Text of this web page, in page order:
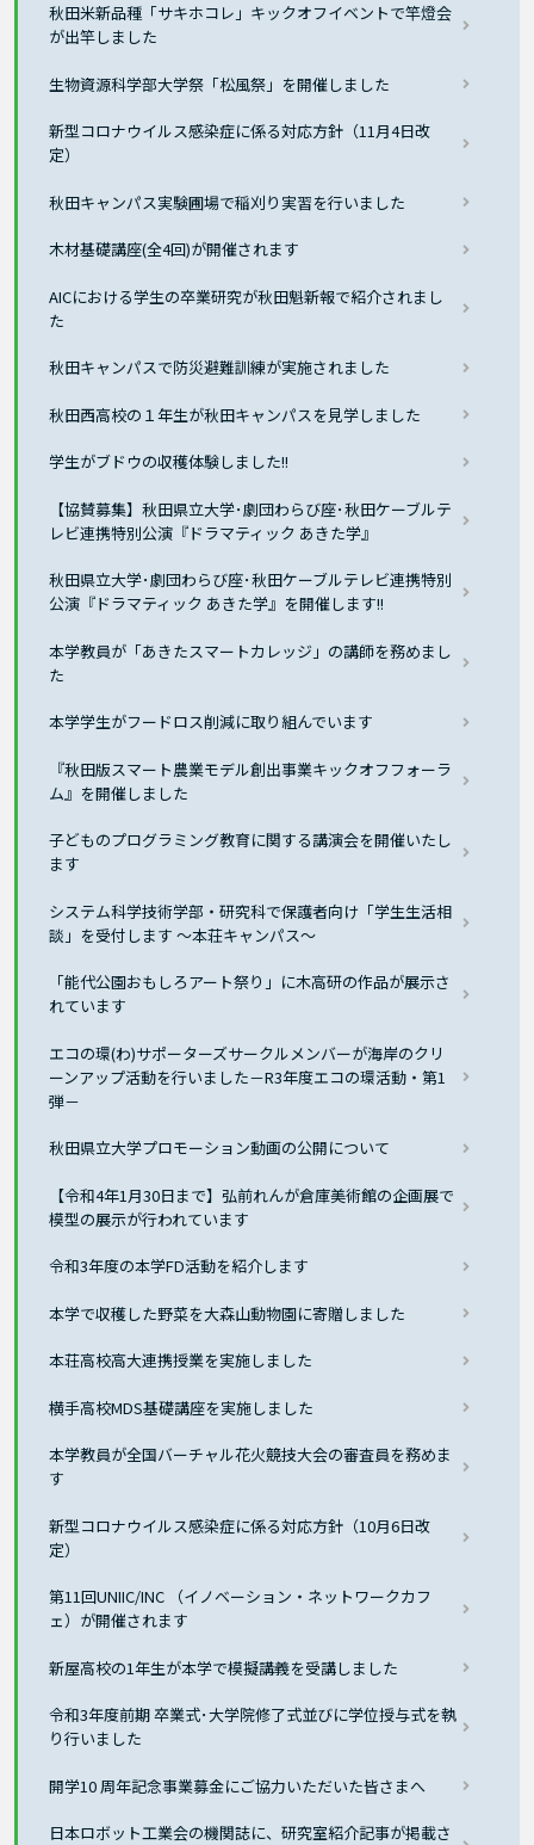
秋田米新品種「サキホコレ」キックオフイベントで竿燈会
が出竿しました
生物資源科学部大学祭「松風祭」を開催しました
新型コロナウイルス感染症に係る対応方針（11月4日改
定）
秋田キャンパス実験圃場で稲刈り実習を行いました
木材基礎講座(全4回)が開催されます
AICにおける学生の卒業研究が秋田魁新報で紹介されまし
た
秋田キャンパスで防災避難訓練が実施されました
秋田西高校の１年生が秋田キャンパスを見学しました
学生がブドウの収穫体験しました!!
【協賛募集】秋田県立大学･劇団わらび座･秋田ケーブルテ
レビ連携特別公演『ドラマティック あきた学』
秋田県立大学･劇団わらび座･秋田ケーブルテレビ連携特別
公演『ドラマティック あきた学』を開催します!!
本学教員が「あきたスマートカレッジ」の講師を務めまし
た
本学学生がフードロス削減に取り組んでいます
『秋田版スマート農業モデル創出事業キックオフフォーラ
ム』を開催しました
子どものプログラミング教育に関する講演会を開催いたし
ます
システム科学技術学部・研究科で保護者向け「学生生活相
談」を受付します ～本荘キャンパス～
「能代公園おもしろアート祭り」に木高研の作品が展示さ
れています
エコの環(わ)サポーターズサークルメンバーが海岸のクリ
ーンアップ活動を行いました－R3年度エコの環活動・第1
弾－
秋田県立大学プロモーション動画の公開について
【令和4年1月30日まで】弘前れんが倉庫美術館の企画展で
模型の展示が行われています
令和3年度の本学FD活動を紹介します
本学で収穫した野菜を大森山動物園に寄贈しました
本荘高校高大連携授業を実施しました
横手高校MDS基礎講座を実施しました
本学教員が全国バーチャル花火競技大会の審査員を務めま
す
新型コロナウイルス感染症に係る対応方針（10月6日改
定）
第11回UNIIC/INC （イノベーション・ネットワークカフ
ェ）が開催されます
新屋高校の1年生が本学で模擬講義を受講しました
令和3年度前期 卒業式･大学院修了式並びに学位授与式を執
り行いました
開学10 周年記念事業募金にご協力いただいた皆さまへ
日本ロボット工業会の機関誌に、研究室紹介記事が掲載さ